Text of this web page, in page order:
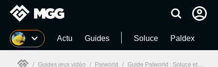
MGG Actu Guides Soluce Paldex
/ Guides jeux vidéo / Palworld / Guide Palworld : Soluce et astuces du jeu de survie (2026)